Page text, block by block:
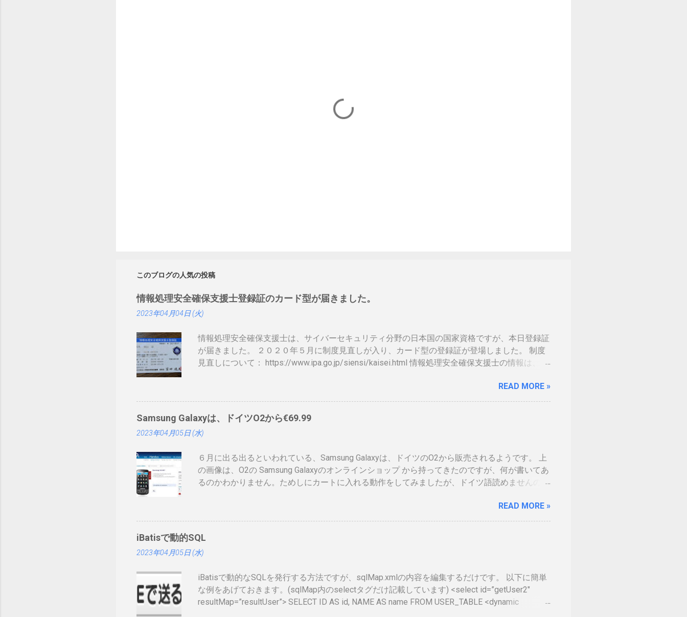
このブログの人気の投稿
情報処理安全確保支援士登録証のカード型が届きました。
2023年04月04日 (火)
情報処理安全確保支援士は、サイバーセキュリティ分野の日本国の国家資格ですが、本日登録証
が届きました。 ２０２０年５月に制度見直しが入り、カード型の登録証が登場しました。 制度
見直しについて： https://www.ipa.go.jp/siensi/kaisei.html 情報処理安全確保支援士の情報は、あ
証かな、年数によりグリーン、ブルー、ゴールドと色が変わるらしい。（ゴールドとか運転免許
みたい）、でもこれって、せっかく作ったのに、今のデジタル庁云々の話の流れで、マイナンバ
ーカードに統合されてしまい短い命なのではないかなと思ったりします。 カードの色につい
て： https://www.ipa.go.jp/siensi/toberiss/index.html ※生年月日の部分だけ加工しました。 ※登
録番号は、公開番号なので大丈夫です。 ※名前は、私の場合隠しても意味がないです 裏 「登録
構な金額がかかるので、講習等でお金を払うタイミングで、やめるかを決める事になるかと思い
ますが、カード返納するの忘れそう。 まとめ カードが届いて少し気分が上がりました。１枚の
カードでしかないですが、セキュリティ関係もう少しアクティブに動くかなという気持ちになり
きてますが、専業業務も少し出てきていますし、中の人も結構いろいろと頑張っているようで
す。私としては、これを持っていると、脆弱性チェックがしやすくなるように、不正アクセス禁
止法がある程度緩和されると良いのになと思ってます。 ふと気が付けば、ここにブログ記事を
書くのは２年ぶりでした。久しぶりすぎてログイン自体てこずりました。 Share on Tumblr
Tweet
READ MORE »
Samsung Galaxyは、ドイツO2から€69.99
2023年04月05日 (水)
６月に出る出るといわれている、Samsung Galaxyは、ドイツのO2から販売されるようです。 上
の画像は、O2の Samsung Galaxyのオンラインショップ から持ってきたのですが、何が書いてあ
るのかわかりません。ためしにカートに入れる動作をしてみましたが、ドイツ語読めませんので
ソンからAndroid携帯が発売されるというのは大きな進展でデバイスの幅も広がるので大注目を
しています。 以下、おさらいとして、動画、資料等集めてみました。
READ MORE »
iBatisで動的SQL
2023年04月05日 (水)
iBatisで動的なSQLを発行する方法ですが、sqlMap.xmlの内容を編集するだけです。 以下に簡単
な例をあげておきます。(sqlMap内のselectタグだけ記載しています) <select id=”getUser2″
resultMap=”resultUser”> SELECT ID AS id, NAME AS name FROM USER_TABLE <dynamic